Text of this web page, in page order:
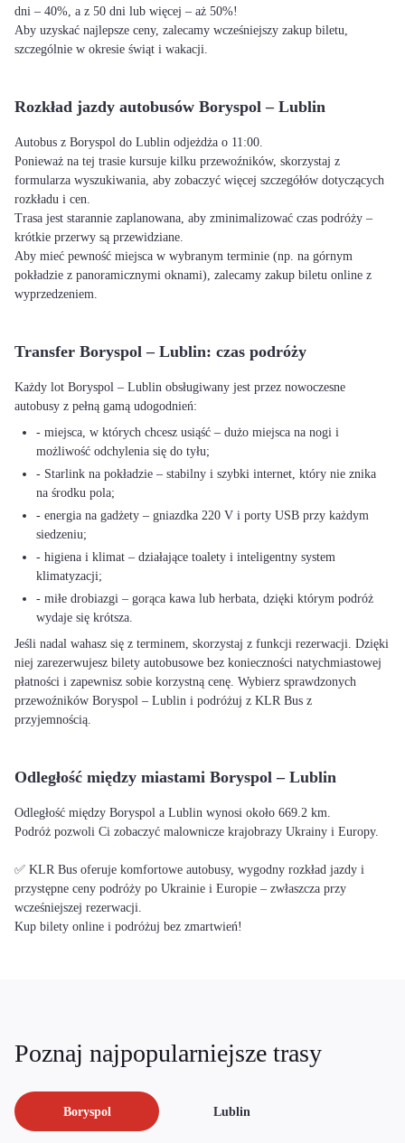
dni – 40%, a z 50 dni lub więcej – aż 50%!
Aby uzyskać najlepsze ceny, zalecamy wcześniejszy zakup biletu,
szczególnie w okresie świąt i wakacji.
Rozkład jazdy autobusów Boryspol – Lublin
Autobus z Boryspol do Lublin odjeżdża o 11:00.
Ponieważ na tej trasie kursuje kilku przewoźników, skorzystaj z
formularza wyszukiwania, aby zobaczyć więcej szczegółów dotyczących
rozkładu i cen.
Trasa jest starannie zaplanowana, aby zminimalizować czas podróży –
krótkie przerwy są przewidziane.
Aby mieć pewność miejsca w wybranym terminie (np. na górnym
pokładzie z panoramicznymi oknami), zalecamy zakup biletu online z
wyprzedzeniem.
Transfer Boryspol – Lublin: czas podróży
Każdy lot Boryspol – Lublin obsługiwany jest przez nowoczesne
autobusy z pełną gamą udogodnień:
- miejsca, w których chcesz usiąść – dużo miejsca na nogi i
możliwość odchylenia się do tyłu;
- Starlink na pokładzie – stabilny i szybki internet, który nie znika
na środku pola;
- energia na gadżety – gniazdka 220 V i porty USB przy każdym
siedzeniu;
- higiena i klimat – działające toalety i inteligentny system
klimatyzacji;
- miłe drobiazgi – gorąca kawa lub herbata, dzięki którym podróż
wydaje się krótsza.
Jeśli nadal wahasz się z terminem, skorzystaj z funkcji rezerwacji. Dzięki
niej zarezerwujesz bilety autobusowe bez konieczności natychmiastowej
płatności i zapewnisz sobie korzystną cenę. Wybierz sprawdzonych
przewoźników Boryspol – Lublin i podróżuj z KLR Bus z
przyjemnością.
Odległość między miastami Boryspol – Lublin
Odległość między Boryspol a Lublin wynosi około 669.2 km.
Podróż pozwoli Ci zobaczyć malownicze krajobrazy Ukrainy i Europy.
✅ KLR Bus oferuje komfortowe autobusy, wygodny rozkład jazdy i
przystępne ceny podróży po Ukrainie i Europie – zwłaszcza przy
wcześniejszej rezerwacji.
Kup bilety online i podróżuj bez zmartwień!
Poznaj najpopularniejsze trasy
Boryspol Lublin